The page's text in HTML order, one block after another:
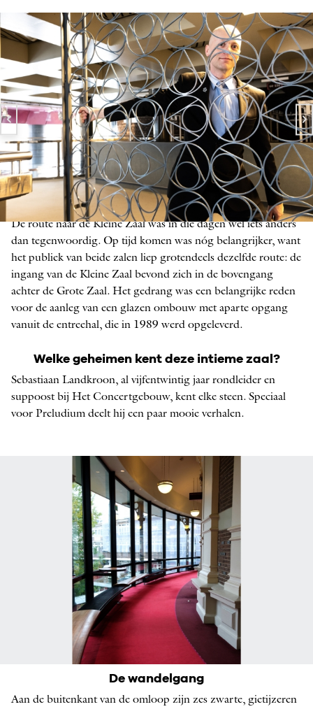
Sebastiaan Landkroon
BIJ HET OPENEN VAN HET HEK NAAR DE GARDEROBE
VAN DE KLEINE ZAAL, FOTO: ANNE STUART
De route naar de Kleine Zaal was in die dagen wel iets anders
dan tegenwoordig. Op tijd komen was nóg belangrijker, want
het ­publiek van beide zalen liep grotendeels dezelfde route: de
ingang van de Kleine Zaal bevond zich in de bovengang
achter de Grote Zaal. Het gedrang was een belangrijke reden
voor de aanleg van een glazen ombouw met aparte opgang
vanuit de entreehal, die in 1989 werd opgeleverd.
Welke geheimen kent deze intieme zaal?
Sebastiaan Landkroon, al vijfentwintig jaar rondleider en
suppoost bij Het Concertgebouw, kent elke steen. Speciaal
voor Preludium deelt hij een paar mooie verhalen.
De wandelgang rondom de Kleine Zaal
FOTO: ANNE STUART
De wandelgang
Aan de buitenkant van de omloop zijn zes zwarte, gietijzeren